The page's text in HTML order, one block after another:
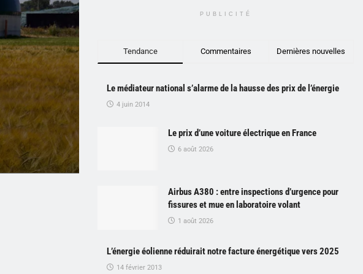
PUBLICITÉ
Tendance Commentaires Dernières nouvelles
Le médiateur national s’alarme de la hausse des prix de l’énergie
4 juin 2014
Le prix d’une voiture électrique en France
6 août 2026
Airbus A380 : entre inspections d’urgence pour
fissures et mue en laboratoire volant
1 août 2026
L’énergie éolienne réduirait notre facture énergétique vers 2025
14 février 2013